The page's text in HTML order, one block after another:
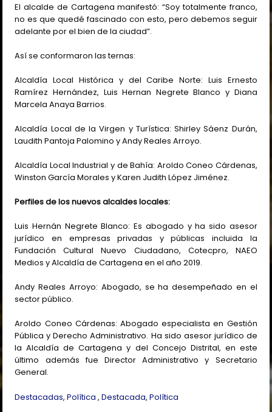
El alcalde de Cartagena manifestó: “Soy totalmente franco,
no es que quedé fascinado con esto, pero debemos seguir
adelante por el bien de la ciudad”.
Así se conformaron las ternas:
Alcaldía Local Histórica y del Caribe Norte: Luis Ernesto
Ramírez Hernández, Luis Hernan Negrete Blanco y Diana
Marcela Anaya Barrios.
Alcaldía Local de la Virgen y Turística: Shirley Sáenz Durán,
Laudith Pantoja Palomino y Andy Reales Arroyo.
Alcaldía Local Industrial y de Bahía: Aroldo Coneo Cárdenas,
Winston García Morales y Karen Judith López Jiménez.
Perfiles de los nuevos alcaldes locales:
Luis Hernán Negrete Blanco: Es abogado y ha sido asesor
jurídico en empresas privadas y públicas incluida la
Fundación Cultural Nuevo Ciudadano, Cotecpro, NAEO
Medios y Alcaldía de Cartagena en el año 2019.
Andy Reales Arroyo: Abogado, se ha desempeñado en el
sector público.
Aroldo Coneo Cárdenas: Abogado especialista en Gestión
Pública y Derecho Administrativo. Ha sido asesor jurídico de
la Alcaldía de Cartagena y del Concejo Distrital, en este
último además fue Director Administrativo y Secretario
General.
Destacadas,Política ,Destacada,Política